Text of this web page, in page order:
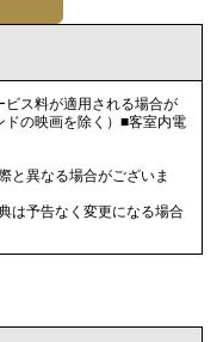
ス料が適用される場合が
の映画を除く）■客室内電
と異なる場合がございま
は予告なく変更になる場合